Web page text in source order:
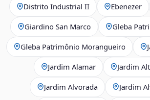
Distrito Industrial II Ebenezer
Giardino San Marco Gleba
Gleba Patrimônio Morangueiro
Jardim Alamar Jardim
Jardim Alvorada Jardim